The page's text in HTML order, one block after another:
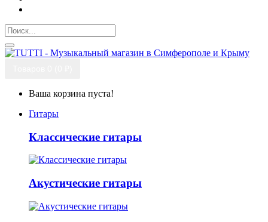
Ваша корзина пуста!
Гитары
Классические гитары
Акустические гитары